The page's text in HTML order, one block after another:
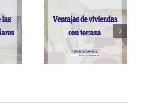
tener una
terraza
Ventajas de comprar
una casa nueva